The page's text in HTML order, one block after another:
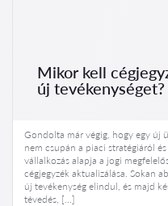
Mikor kell
új tevékenységet?
Gondolta már végig, hogy egy új
nem csupán a piaci stratégiáról
vállalkozás alapja a jogi
cégjegyzék aktualizálása. Sokan
új tevékenység elindul, és majd
tévedés, […]